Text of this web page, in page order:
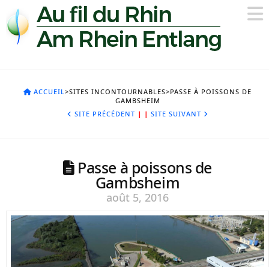
ACCUEIL>SITES INCONTOURNABLES>PASSE À POISSONS DE
GAMBSHEIM
SITE PRÉCÉDENT | | SITE SUIVANT
Passe à poissons de
Gambsheim
août 5, 2016